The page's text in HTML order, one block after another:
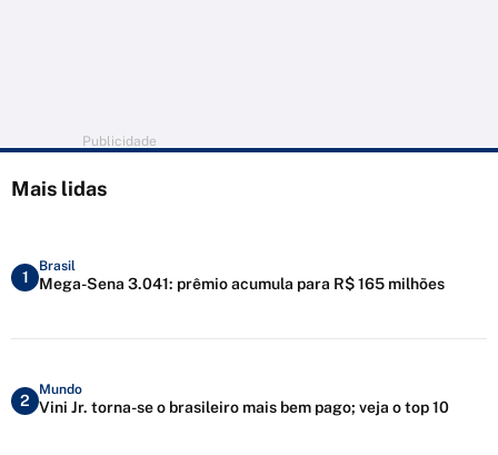
Publicidade
Mais lidas
1
Brasil
Mega-Sena 3.041: prêmio acumula para R$ 165 milhões
2
Mundo
Vini Jr. torna-se o brasileiro mais bem pago; veja o top 10